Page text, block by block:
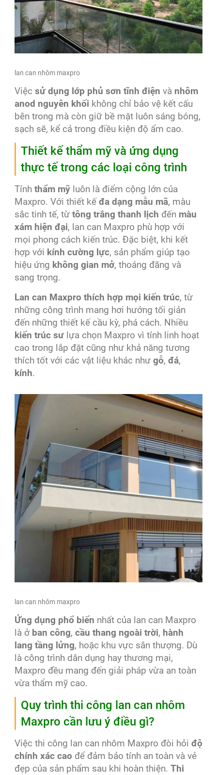
lan can nhôm maxpro
Việc sử dụng lớp phủ sơn tĩnh điện và nhôm
anod nguyên khối không chỉ bảo vệ kết cấu
bên trong mà còn giữ bề mặt luôn sáng bóng,
sạch sẽ, kể cả trong điều kiện độ ẩm cao.
Thiết kế thẩm mỹ và ứng dụng
thực tế trong các loại công trình
Tính thẩm mỹ luôn là điểm cộng lớn của
Maxpro. Với thiết kế đa dạng mẫu mã, màu
sắc tinh tế, từ tông trắng thanh lịch đến màu
xám hiện đại, lan can Maxpro phù hợp với
mọi phong cách kiến trúc. Đặc biệt, khi kết
hợp với kính cường lực, sản phẩm giúp tạo
hiệu ứng không gian mở, thoáng đãng và
sang trọng.
Lan can Maxpro thích hợp mọi kiến trúc, từ
những công trình mang hơi hướng tối giản
đến những thiết kế cầu kỳ, phá cách. Nhiều
kiến trúc sưlựa chọn Maxpro vì tính linh hoạt
cao trong lắp đặt cũng như khả năng tương
thích tốt với các vật liệu khác như gỗ, đá,
kính.
lan can nhôm maxpro
Ứng dụng phổ biến nhất của lan can Maxpro
là ở ban công, cầu thang ngoài trời, hành
lang tầng lửng, hoặc khu vực sân thượng. Dù
là công trình dân dụng hay thương mại,
Maxpro đều mang đến giải pháp vừa an toàn
vừa thẩm mỹ cao.
Quy trình thi công lan can nhôm
Maxpro cần lưu ý điều gì?
Việc thi công lan can nhôm Maxpro đòi hỏi độ
chính xác cao để đảm bảo tính an toàn và vẻ
đẹp của sản phẩm sau khi hoàn thiện. Thi